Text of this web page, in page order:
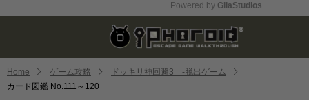
Mute
Powered by GliaStudios
Home ゲーム攻略
ドッキリ神回避3 -脱出ゲーム
カード図鑑 No.111～120